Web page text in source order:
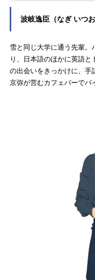
ド
記
波岐逸臣（なぎ いつ
雪と同じ大学に通う先輩。
り、日本語のほかに英語と
の出会いをきっかけに、手
京弥が営むカフェバーでバ